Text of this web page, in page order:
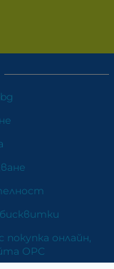
покупка онлайн,
ОРС